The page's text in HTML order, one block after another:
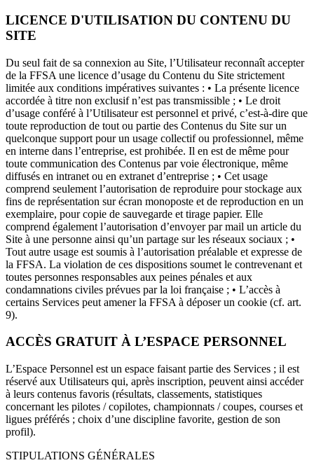
LICENCE D'UTILISATION DU CONTENU DU
SITE
Du seul fait de sa connexion au Site, l’Utilisateur reconnaît accepter
de la FFSA une licence d’usage du Contenu du Site strictement
limitée aux conditions impératives suivantes : • La présente licence
accordée à titre non exclusif n’est pas transmissible ; • Le droit
d’usage conféré à l’Utilisateur est personnel et privé, c’est-à-dire que
toute reproduction de tout ou partie des Contenus du Site sur un
quelconque support pour un usage collectif ou professionnel, même
en interne dans l’entreprise, est prohibée. Il en est de même pour
toute communication des Contenus par voie électronique, même
diffusés en intranet ou en extranet d’entreprise ; • Cet usage
comprend seulement l’autorisation de reproduire pour stockage aux
fins de représentation sur écran monoposte et de reproduction en un
exemplaire, pour copie de sauvegarde et tirage papier. Elle
comprend également l’autorisation d’envoyer par mail un article du
Site à une personne ainsi qu’un partage sur les réseaux sociaux ; •
Tout autre usage est soumis à l’autorisation préalable et expresse de
la FFSA. La violation de ces dispositions soumet le contrevenant et
toutes personnes responsables aux peines pénales et aux
condamnations civiles prévues par la loi française ; • L’accès à
certains Services peut amener la FFSA à déposer un cookie (cf. art.
9).
ACCÈS GRATUIT À L’ESPACE PERSONNEL
L’Espace Personnel est un espace faisant partie des Services ; il est
réservé aux Utilisateurs qui, après inscription, peuvent ainsi accéder
à leurs contenus favoris (résultats, classements, statistiques
concernant les pilotes / copilotes, championnats / coupes, courses et
ligues préférés ; choix d’une discipline favorite, gestion de son
profil).
STIPULATIONS GÉNÉRALES